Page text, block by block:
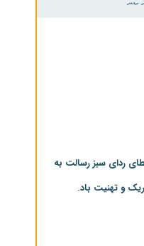
ردای سبز رسالت به
و تهنیت باد.